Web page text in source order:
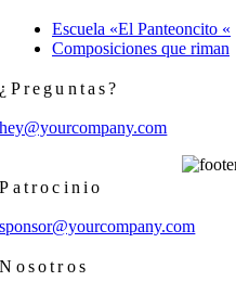
Escuela «El Panteoncito «
Composiciones que riman
¿Preguntas?
hey@yourcompany.com
Patrocinio
sponsor@yourcompany.com
Nosotros